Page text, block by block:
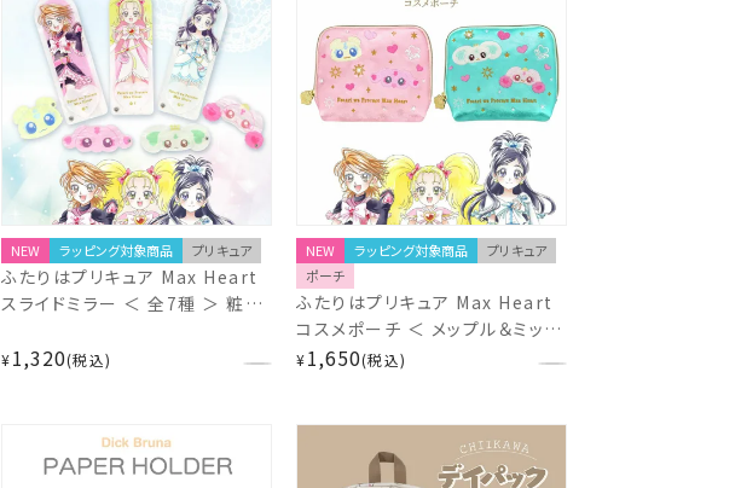
NEW ラッピング対象商品 プリキュア
ふたりはプリキュア Max Heart
スライドミラー ＜ 全7種 ＞ 粧美
¥1,320 税込
NEW ラッピング対象商品
プリキュア
ポーチ
ふたりはプリキュア Max Heart
コスメポーチ ＜ メップル＆ミップ
ル/ポルン＆ルルン ＞ 粧美堂
¥1,650 税込